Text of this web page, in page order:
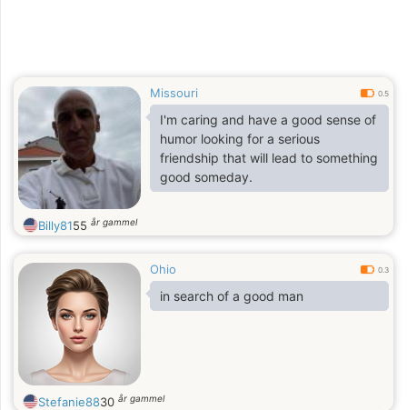
Missouri 0.5
I'm caring and have a good sense of
humor looking for a serious
friendship that will lead to something
good someday.
Billy8155 år gammel
Ohio 0.3
in search of a good man
Stefanie8830 år gammel